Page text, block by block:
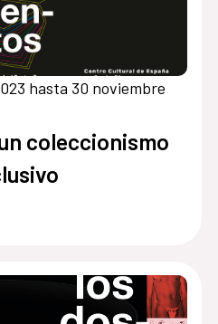
hasta 30 noviembre
coleccionismo